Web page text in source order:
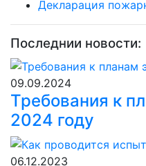
Декларация
Последнии новости:
09.09.2024
Требования к
2024 году
06.12.2023